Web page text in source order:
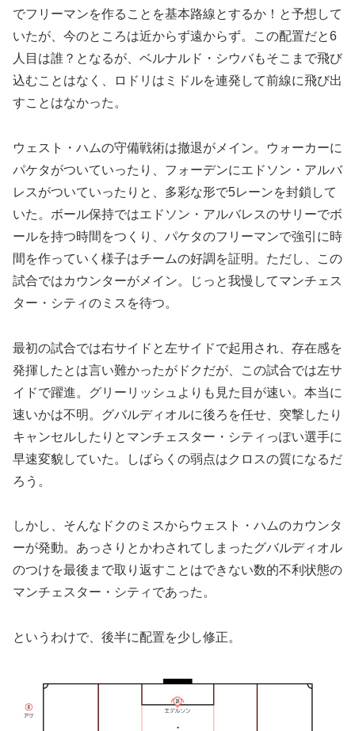
でフリーマンを作ることを基本路線とするか！と予想して
いたが、今のところは近からず遠からず。この配置だと6
人目は誰？となるが、ベルナルド・シウバもそこまで飛び
込むことはなく、ロドリはミドルを連発して前線に飛び出
すことはなかった。
ウェスト・ハムの守備戦術は撤退がメイン。ウォーカーに
パケタがついていったり、フォーデンにエドソン・アルバ
レスがついていったりと、多彩な形で5レーンを封鎖して
いた。ボール保持ではエドソン・アルバレスのサリーでボ
ールを持つ時間をつくり、パケタのフリーマンで強引に時
間を作っていく様子はチームの好調を証明。ただし、この
試合ではカウンターがメイン。じっと我慢してマンチェス
ター・シティのミスを待つ。
最初の試合では右サイドと左サイドで起用され、存在感を
発揮したとは言い難かったがドクだが、この試合では左サ
イドで躍進。グリーリッシュよりも見た目が速い。本当に
速いかは不明。グバルディオルに後ろを任せ、突撃したり
キャンセルしたりとマンチェスター・シティっぽい選手に
早速変貌していた。しばらくの弱点はクロスの質になるだ
ろう。
しかし、そんなドクのミスからウェスト・ハムのカウンタ
ーが発動。あっさりとかわされてしまったグバルディオル
のつけを最後まで取り返すことはできない数的不利状態の
マンチェスター・シティであった。
というわけで、後半に配置を少し修正。